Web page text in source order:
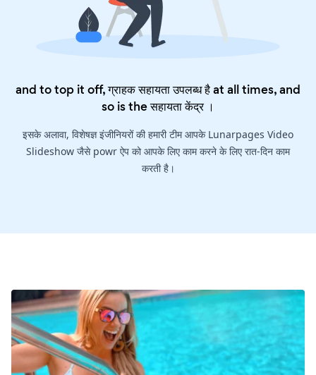
and to top it off, ग्राहक सहायता उपलब्ध है at all times, and
so is theसहायता केंद्र।
इसके अलावा, विशेषज्ञ इंजीनियरों की हमारी टीम आपके Lunarpages Video
Slideshow जैसे powr ऐप को आपके लिए काम करने के लिए रात-दिन काम
करती है।